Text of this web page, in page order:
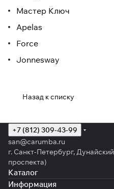
Мастер Ключ
Apelas
Force
Jonnesway
Назад к списку
+7 (812) 309-43-99
san@carumba.ru
г. Санкт-Петербург,
проспекта)
Каталог
Информация